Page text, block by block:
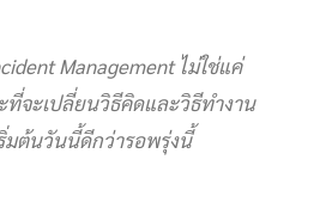
Management ไม่ใช่แค่
ที่จะเปลี่ยนวิธีคิดและวิธีทำงาน
ต้นวันนี้ดีกว่ารอพรุ่งนี้